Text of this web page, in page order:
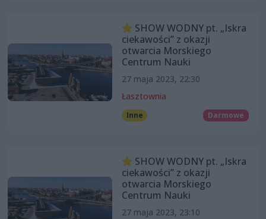
SHOW WODNY pt. „Iskra
ciekawości” z okazji
otwarcia Morskiego
Centrum Nauki
27 maja 2023, 22:30
Łasztownia
Inne Darmowe
SHOW WODNY pt. „Iskra
ciekawości” z okazji
otwarcia Morskiego
Centrum Nauki
27 maja 2023, 23:10